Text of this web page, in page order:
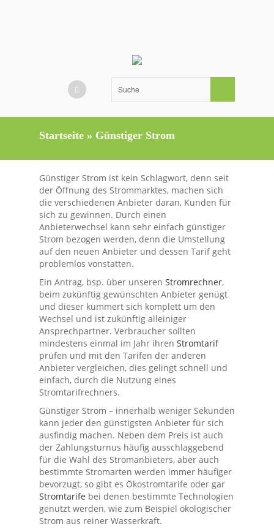
Startseite » Günstiger Strom
Günstiger Strom ist kein Schlagwort, denn seit
der Öffnung des Strommarktes, machen sich
die verschiedenen Anbieter daran, Kunden für
sich zu gewinnen. Durch einen
Anbieterwechsel kann sehr einfach günstiger
Strom bezogen werden, denn die Umstellung
auf den neuen Anbieter und dessen Tarif geht
problemlos vonstatten.
Ein Antrag, bsp. über unseren Stromrechner,
beim zukünftig gewünschten Anbieter genügt
und dieser kümmert sich komplett um den
Wechsel und ist zukünftig alleiniger
Ansprechpartner. Verbraucher sollten
mindestens einmal im Jahr ihren Stromtarif
prüfen und mit den Tarifen der anderen
Anbieter vergleichen, dies gelingt schnell und
einfach, durch die Nutzung eines
Stromtarifrechners.
Günstiger Strom – innerhalb weniger Sekunden
kann jeder den günstigsten Anbieter für sich
ausfindig machen. Neben dem Preis ist auch
der Zahlungsturnus häufig ausschlaggebend
für die Wahl des Stromanbieters, aber auch
bestimmte Stromarten werden immer häufiger
bevorzugt, so gibt es Ökostromtarife oder gar
Stromtarife bei denen bestimmte Technologien
genutzt werden, wie zum Beispiel ökologischer
Strom aus reiner Wasserkraft.